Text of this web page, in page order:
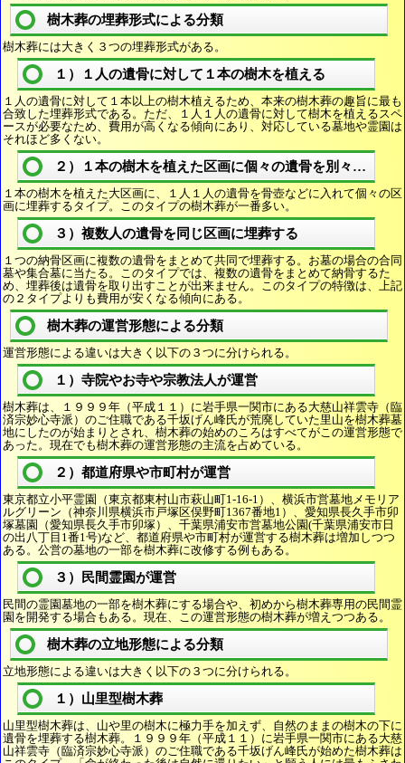
樹木葬の埋葬形式による分類
樹木葬には大きく３つの埋葬形式がある。
１）１人の遺骨に対して１本の樹木を植える
１人の遺骨に対して１本以上の樹木植えるため、本来の樹木葬の趣旨に最も
合致した埋葬形式である。ただ、１人１人の遺骨に対して樹木を植えるスペ
ースが必要なため、費用が高くなる傾向にあり、対応している墓地や霊園は
それほど多くない。
２）１本の樹木を植えた区画に個々の遺骨を別々に埋葬
１本の樹木を植えた大区画に、１人１人の遺骨を骨壺などに入れて個々の区
画に埋葬するタイプ。このタイプの樹木葬が一番多い。
３）複数人の遺骨を同じ区画に埋葬する
１つの納骨区画に複数の遺骨をまとめて共同で埋葬する。お墓の場合の合同
墓や集合墓に当たる。このタイプでは、複数の遺骨をまとめて納骨するた
め、埋葬後は遺骨を取り出すことが出来ません。このタイプの特徴は、上記
の２タイプよりも費用が安くなる傾向にある。
樹木葬の運営形態による分類
運営形態による違いは大きく以下の３つに分けられる。
１）寺院やお寺や宗教法人が運営
樹木葬は、１９９９年（平成１１）に岩手県一関市にある大慈山祥雲寺（臨
済宗妙心寺派）のご住職である千坂げん峰氏が荒廃していた里山を樹木葬墓
地にしたのが始まりとされ、樹木葬の始めのころはすべてがこの運営形態で
あった。現在でも樹木葬の運営形態の主流を占めている。
２）都道府県や市町村が運営
東京都立小平霊園（東京都東村山市萩山町1-16-1）、横浜市営墓地メモリア
ルグリーン（神奈川県横浜市戸塚区俣野町1367番地1）、愛知県長久手市卯
塚墓園（愛知県長久手市卯塚）、千葉県浦安市営墓地公園(千葉県浦安市日
の出八丁目1番1号)など、都道府県や市町村が運営する樹木葬は増加しつつ
ある。公営の墓地の一部を樹木葬に改修する例もある。
３）民間霊園が運営
民間の霊園墓地の一部を樹木葬にする場合や、初めから樹木葬専用の民間霊
園を開発する場合もある。現在、この運営形態の樹木葬が増えつつある。
樹木葬の立地形態による分類
立地形態による違いは大きく以下の３つに分けられる。
１）山里型樹木葬
山里型樹木葬は、山や里の樹木に極力手を加えず、自然のままの樹木の下に
遺骨を埋葬する樹木葬。１９９９年（平成１１）に岩手県一関市にある大慈
山祥雲寺（臨済宗妙心寺派）のご住職である千坂げん峰氏が始めた樹木葬は